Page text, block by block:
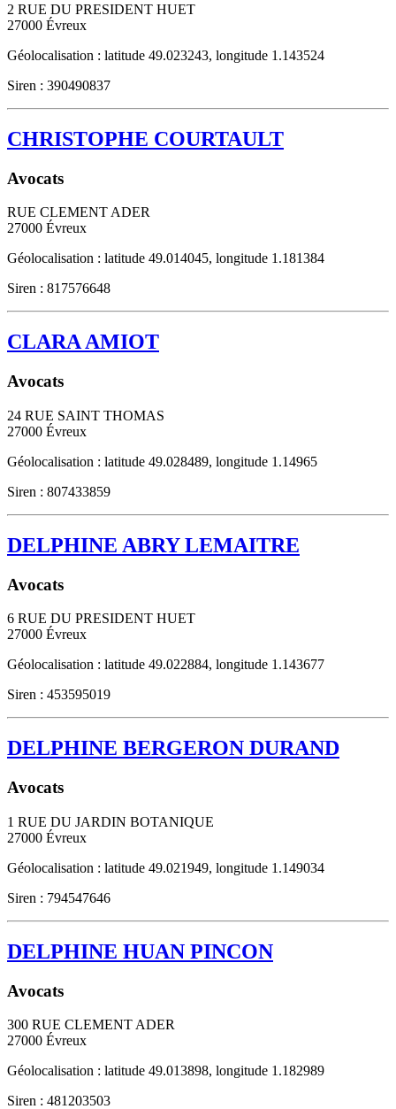
2 RUE DU PRESIDENT HUET
27000 Évreux
Géolocalisation : latitude 49.023243, longitude 1.143524
Siren : 390490837
CHRISTOPHE COURTAULT
Avocats
RUE CLEMENT ADER
27000 Évreux
Géolocalisation : latitude 49.014045, longitude 1.181384
Siren : 817576648
CLARA AMIOT
Avocats
24 RUE SAINT THOMAS
27000 Évreux
Géolocalisation : latitude 49.028489, longitude 1.14965
Siren : 807433859
DELPHINE ABRY LEMAITRE
Avocats
6 RUE DU PRESIDENT HUET
27000 Évreux
Géolocalisation : latitude 49.022884, longitude 1.143677
Siren : 453595019
DELPHINE BERGERON DURAND
Avocats
1 RUE DU JARDIN BOTANIQUE
27000 Évreux
Géolocalisation : latitude 49.021949, longitude 1.149034
Siren : 794547646
DELPHINE HUAN PINCON
Avocats
300 RUE CLEMENT ADER
27000 Évreux
Géolocalisation : latitude 49.013898, longitude 1.182989
Siren : 481203503